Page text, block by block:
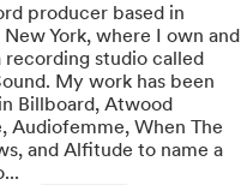
producer based in
York, where I own and
recording studio called
My work has been
Billboard, Atwood
Audiofemme, When The
and Alfitude to name a